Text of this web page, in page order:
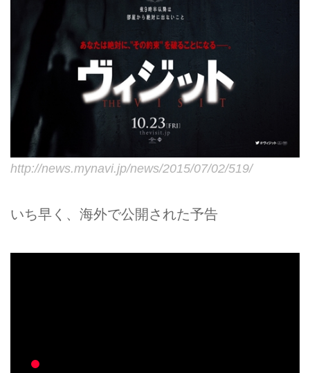
http://news.mynavi.jp/news/2015/07/02/519/
いち早く、海外で公開された予告